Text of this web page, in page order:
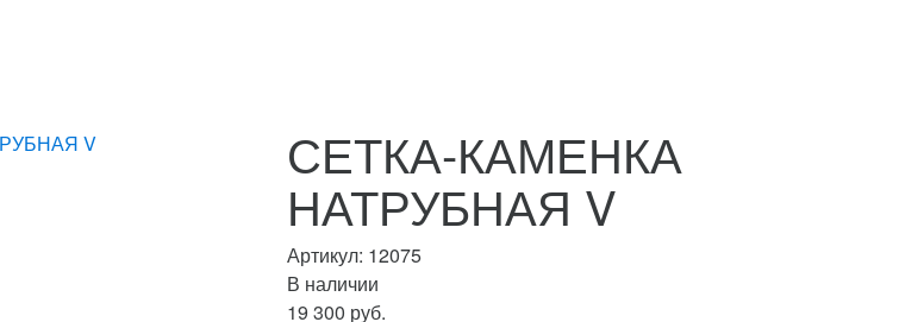
СЕТКА-КАМЕНКА
НАТРУБНАЯ V
Артикул: 12075
В наличии
19 300 руб.